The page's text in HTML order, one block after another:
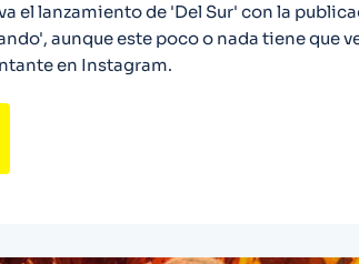
el lanzamiento de 'Del Sur' con la
aunque este poco o nada tiene que
en Instagram.